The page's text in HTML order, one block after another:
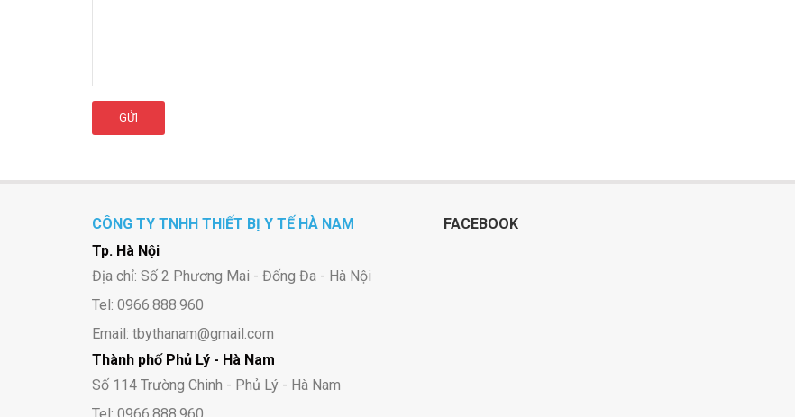
GỬI
CÔNG TY TNHH THIẾT BỊ Y TẾ HÀ NAM
Tp. Hà Nội
Địa chỉ: Số 2 Phương Mai - Đống Đa - Hà Nội
Tel: 0966.888.960
Email: tbythanam@gmail.com
Thành phố Phủ Lý - Hà Nam
Số 114 Trường Chinh - Phủ Lý - Hà Nam
Tel: 0966.888.960
FACEBOOK